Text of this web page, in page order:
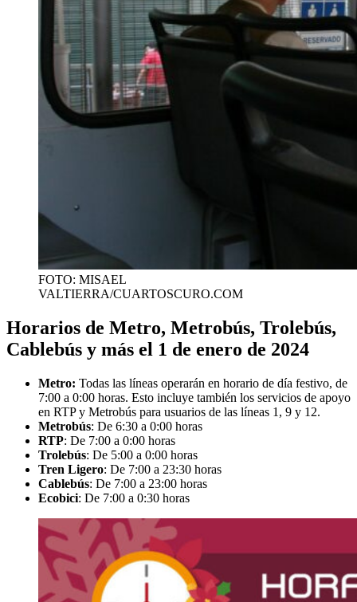
FOTO: MISAEL
VALTIERRA/CUARTOSCURO.COM
Horarios de Metro, Metrobús, Trolebús,
Cablebús y más el 1 de enero de 2024
Metro: Todas las líneas operarán en horario de día festivo, de
7:00 a 0:00 horas. Esto incluye también los servicios de apoyo
en RTP y Metrobús para usuarios de las líneas 1, 9 y 12.
Metrobús: De 6:30 a 0:00 horas
RTP: De 7:00 a 0:00 horas
Trolebús: De 5:00 a 0:00 horas
Tren Ligero: De 7:00 a 23:30 horas
Cablebús: De 7:00 a 23:00 horas
Ecobici: De 7:00 a 0:30 horas